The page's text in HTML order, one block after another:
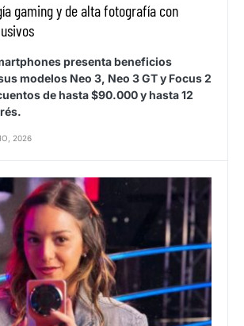
gaming y de alta fotografía con
presenta beneficios
modelos Neo 3, Neo 3 GT y Focus 2
de hasta $90.000 y hasta 12
2026